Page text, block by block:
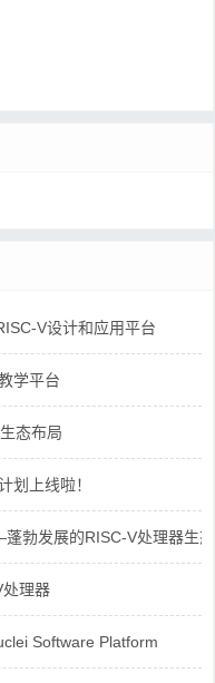
V设计和应用平台
学平台
态布局
划上线啦！
勃发展的RISC-V处理器生态
处理器
Software Platform